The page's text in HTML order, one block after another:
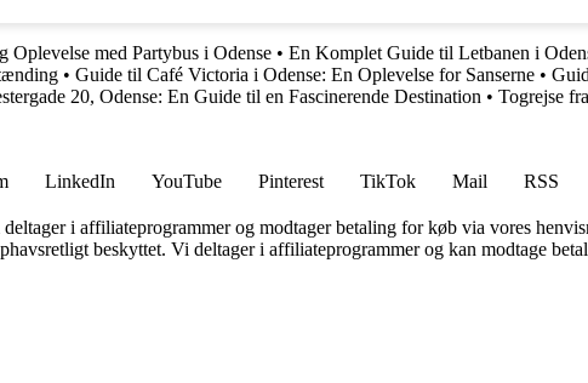
med Partybus i Odense • En Komplet Guide til Letbanen i
• Guide til Café Victoria i Odense: En Oplevelse for Sanserne •
20, Odense: En Guide til en Fascinerende Destination • Togrejse
LinkedIn YouTube Pinterest TikTok Mail
RSS
i affiliateprogrammer og modtager betaling for køb via vores
beskyttet. Vi deltager i affiliateprogrammer og kan modtage